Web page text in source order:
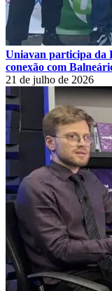
Uniavan participa da
conexão com
21 de julho de 2026